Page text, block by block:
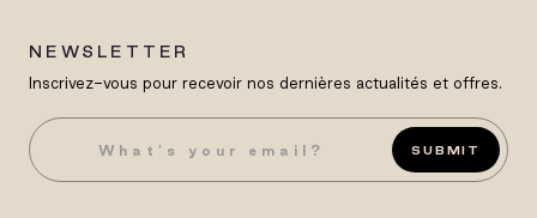
NEWSLETTER
Inscrivez-vous pour recevoir nos dernières actualités et offres.
SUBMIT